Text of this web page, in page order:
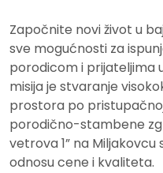
Započnite novi život u
sve mogućnosti za
porodicom i prijateljima
misija je stvaranje
prostora po
porodično-stambene
vetrova 1” na
odnosu cene i kvaliteta.